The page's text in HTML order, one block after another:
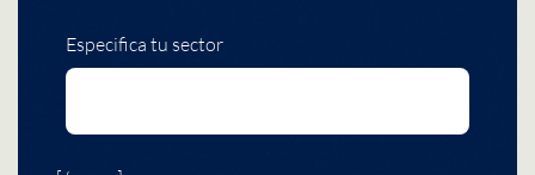
Especifica tu sector